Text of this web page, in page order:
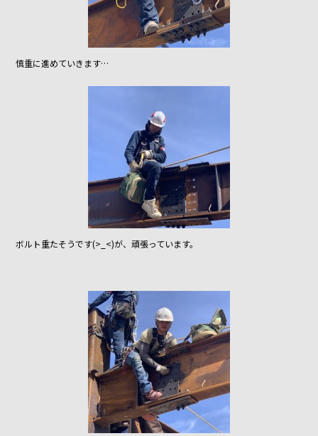
慎重に進めていきます…
ボルト重たそうです(>_<)が、頑張っています。